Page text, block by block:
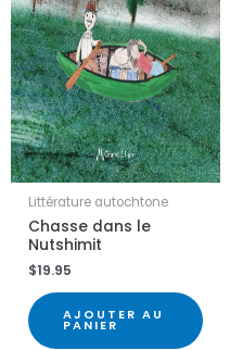
Littérature autochtone
Chasse dans le
Nutshimit
$19.95
AJOUTER AU
PANIER